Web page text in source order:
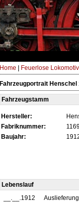
Home Feuerlose
Fahrzeugportrait Henschel
Fahrzeugstamm
Hersteller:
Fabriknummer:
Baujahr:
Lebenslauf
__.__.1912